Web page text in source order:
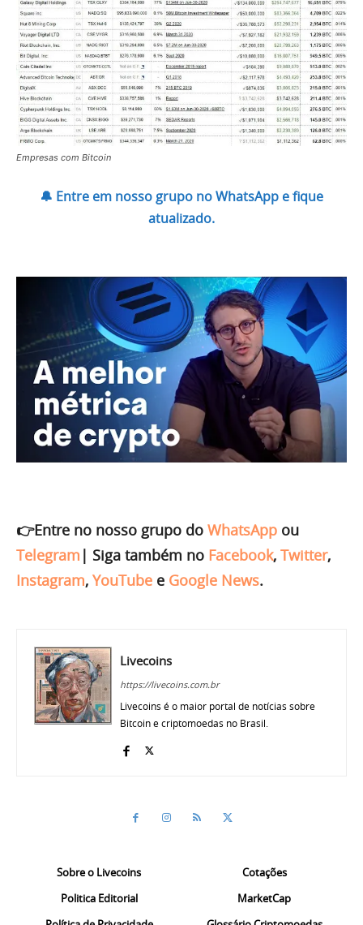
Empresas com Bitcoin
🔔 Entre em nosso grupo no WhatsApp e fique
atualizado.
👉Entre no nosso grupo do WhatsApp ou
Telegram | Siga também no Facebook, Twitter,
Instagram, YouTube e Google News.
Livecoins
https://livecoins.com.br
Livecoins é o maior portal de notícias sobre
Bitcoin e criptomoedas no Brasil.
Sobre o Livecoins
Politica Editorial
Cotações
MarketCap